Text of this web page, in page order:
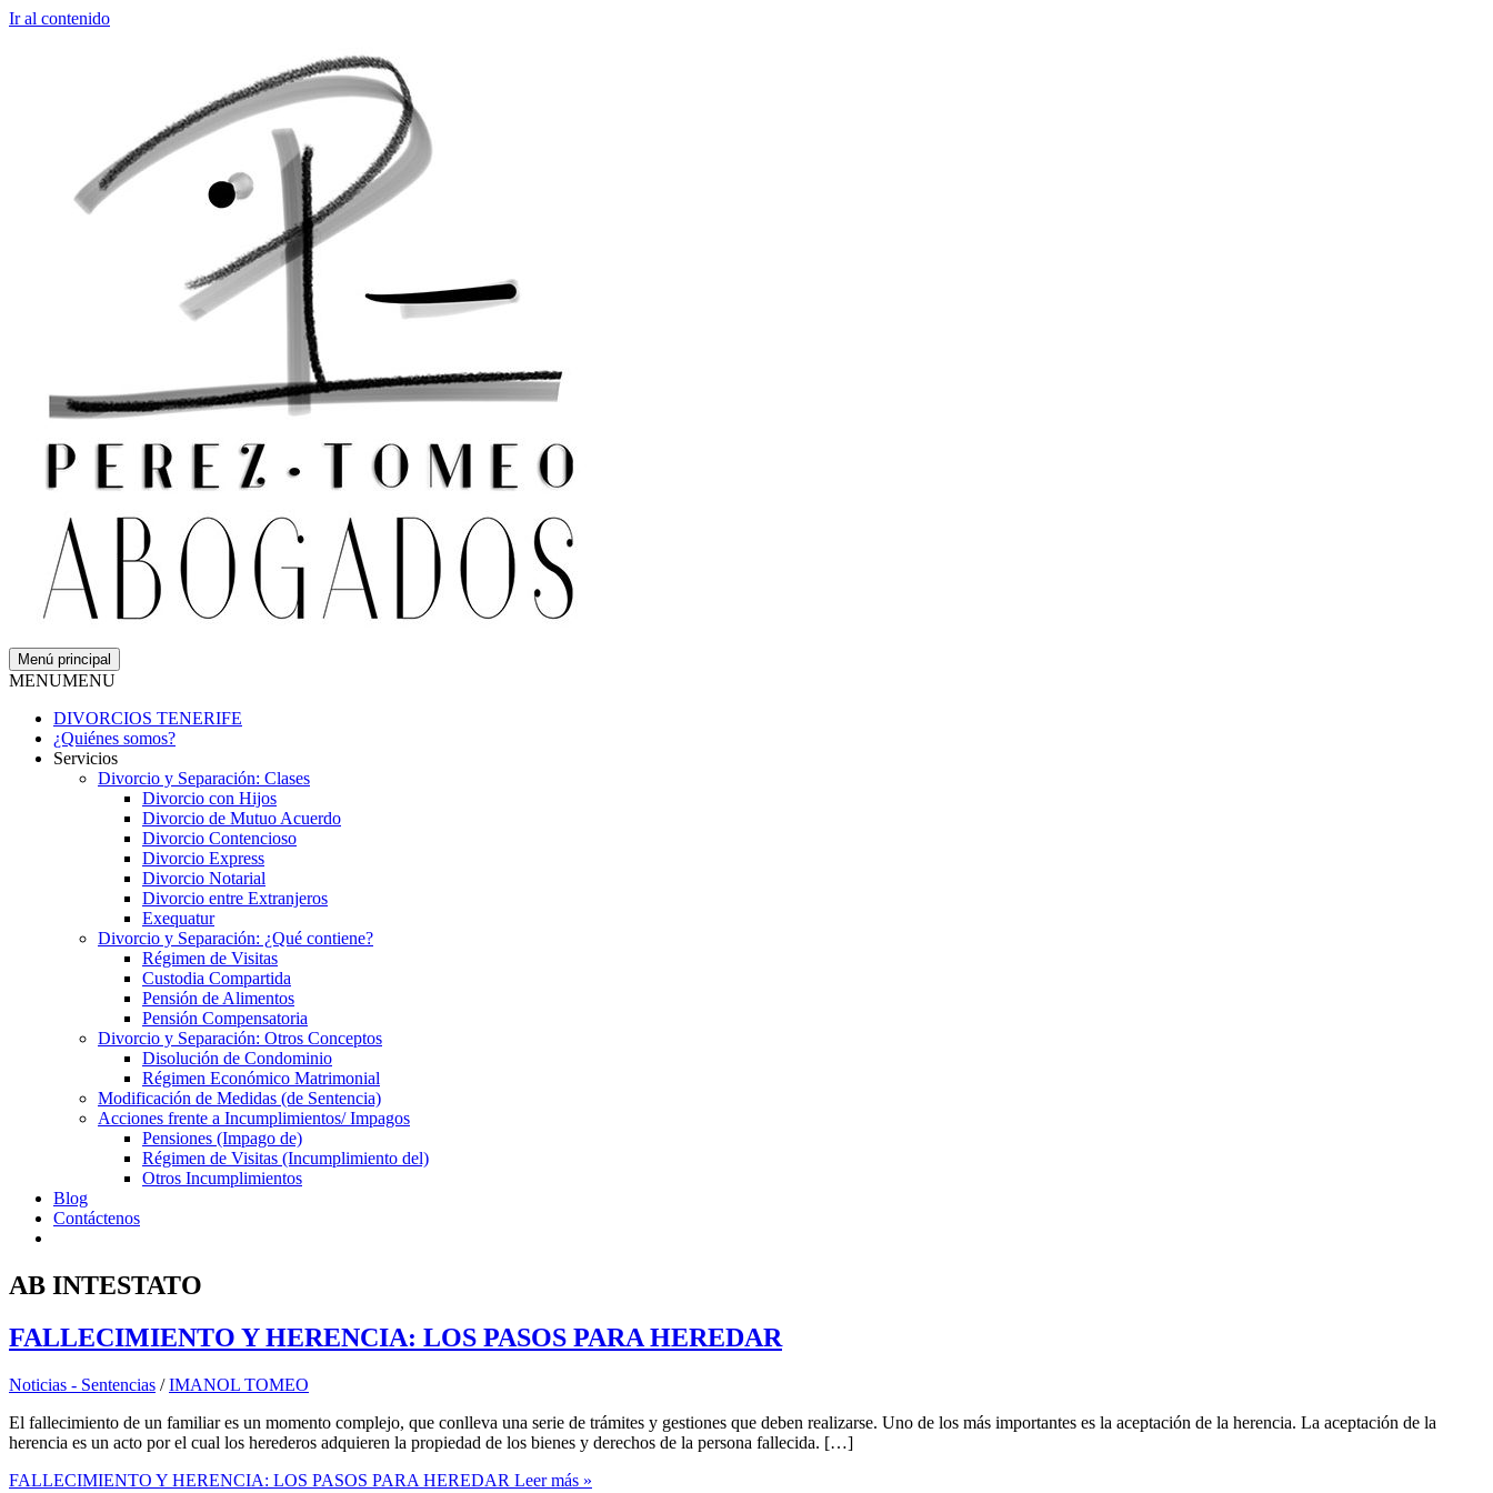
Ir al contenido
Menú principal
MENUMENU
DIVORCIOS TENERIFE
¿Quiénes somos?
Servicios
Divorcio y Separación: Clases
Divorcio con Hijos
Divorcio de Mutuo Acuerdo
Divorcio Contencioso
Divorcio Express
Divorcio Notarial
Divorcio entre Extranjeros
Exequatur
Divorcio y Separación: ¿Qué contiene?
Régimen de Visitas
Custodia Compartida
Pensión de Alimentos
Pensión Compensatoria
Divorcio y Separación: Otros Conceptos
Disolución de Condominio
Régimen Económico Matrimonial
Modificación de Medidas (de Sentencia)
Acciones frente a Incumplimientos/ Impagos
Pensiones (Impago de)
Régimen de Visitas (Incumplimiento del)
Otros Incumplimientos
Blog
Contáctenos
AB INTESTATO
FALLECIMIENTO Y HERENCIA: LOS PASOS PARA HEREDAR
Noticias - Sentencias /IMANOL TOMEO
El fallecimiento de un familiar es un momento complejo, que conlleva una serie de trámites y gestiones que deben realizarse. Uno de los más importantes es la aceptación de la herencia. La aceptación de la
herencia es un acto por el cual los herederos adquieren la propiedad de los bienes y derechos de la persona fallecida. […]
FALLECIMIENTO Y HERENCIA: LOS PASOS PARA HEREDAR Leer más »